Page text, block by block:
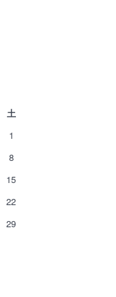
土
1
8
15
22
29